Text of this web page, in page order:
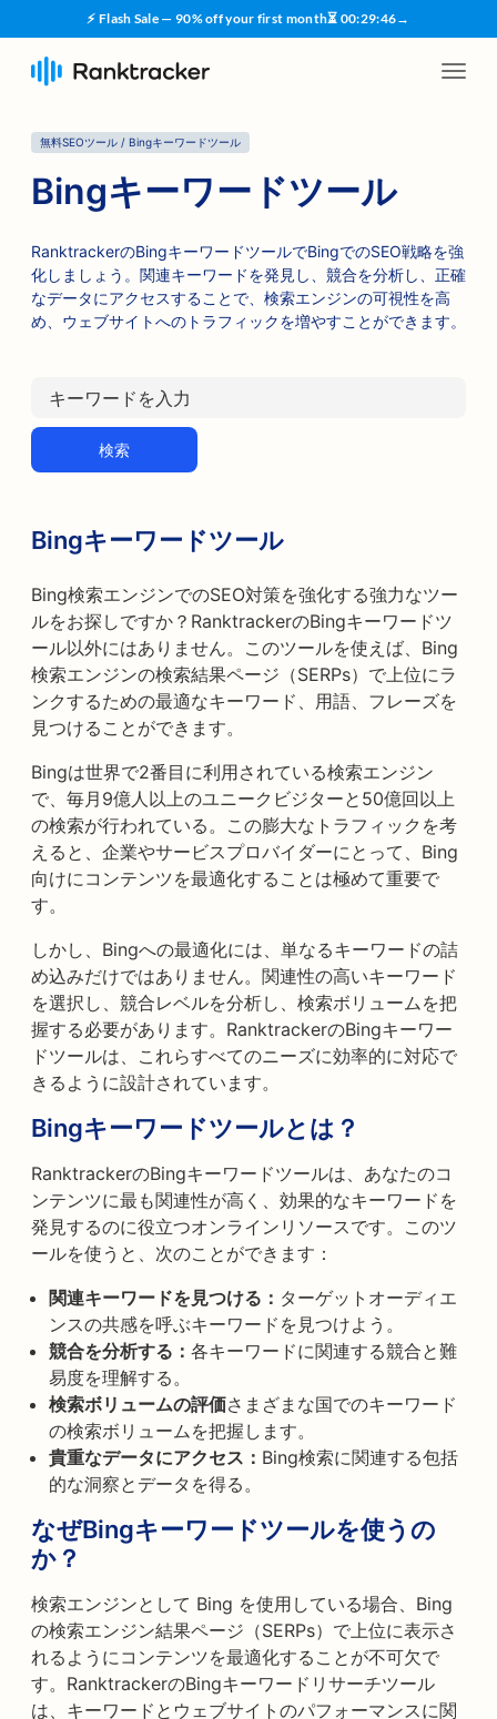
⚡ Flash Sale — 90% off your first month⏳ 00:29:45→
無料SEOツール / Bingキーワードツール
Bingキーワードツール
RanktrackerのBingキーワードツールでBingでのSEO戦略を強
化しましょう。関連キーワードを発見し、競合を分析し、正確
なデータにアクセスすることで、検索エンジンの可視性を高
め、ウェブサイトへのトラフィックを増やすことができます。
検索
Bingキーワードツール
Bing検索エンジンでのSEO対策を強化する強力なツー
ルをお探しですか？RanktrackerのBingキーワードツ
ール以外にはありません。このツールを使えば、Bing
検索エンジンの検索結果ページ（SERPs）で上位にラ
ンクするための最適なキーワード、用語、フレーズを
見つけることができます。
Bingは世界で2番目に利用されている検索エンジン
で、毎月9億人以上のユニークビジターと50億回以上
の検索が行われている。この膨大なトラフィックを考
えると、企業やサービスプロバイダーにとって、Bing
向けにコンテンツを最適化することは極めて重要で
す。
しかし、Bingへの最適化には、単なるキーワードの詰
め込みだけではありません。関連性の高いキーワード
を選択し、競合レベルを分析し、検索ボリュームを把
握する必要があります。RanktrackerのBingキーワー
ドツールは、これらすべてのニーズに効率的に対応で
きるように設計されています。
Bingキーワードツールとは？
RanktrackerのBingキーワードツールは、あなたのコ
ンテンツに最も関連性が高く、効果的なキーワードを
発見するのに役立つオンラインリソースです。このツ
ールを使うと、次のことができます：
関連キーワードを見つける： ターゲットオーディエ
ンスの共感を呼ぶキーワードを見つけよう。
競合を分析する： 各キーワードに関連する競合と難
易度を理解する。
検索ボリュームの評価さまざまな国でのキーワード
の検索ボリュームを把握します。
貴重なデータにアクセス： Bing検索に関連する包括
的な洞察とデータを得る。
なぜBingキーワードツールを使うの
か？
検索エンジンとして Bing を使用している場合、Bing
の検索エンジン結果ページ（SERPs）で上位に表示さ
れるようにコンテンツを最適化することが不可欠で
す。RanktrackerのBingキーワードリサーチツール
は、キーワードとウェブサイトのパフォーマンスに関